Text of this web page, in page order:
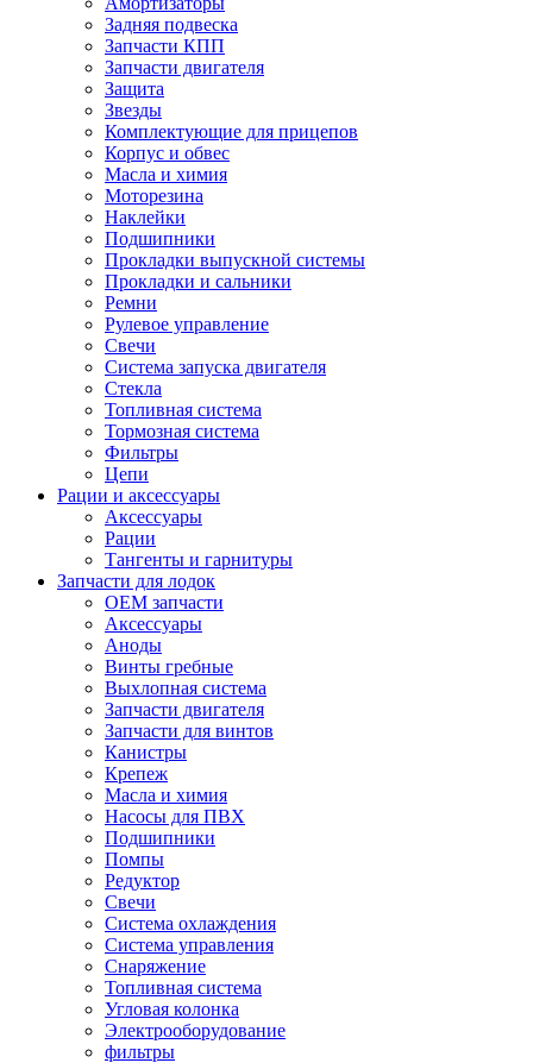
Задняя подвеска
Запчасти КПП
Запчасти двигателя
Защита
Звезды
Комплектующие для прицепов
Корпус и обвес
Масла и химия
Моторезина
Наклейки
Подшипники
Прокладки выпускной системы
Прокладки и сальники
Ремни
Рулевое управление
Свечи
Система запуска двигателя
Стекла
Топливная система
Тормозная система
Фильтры
Цепи
Рации и аксессуары
Аксессуары
Рации
Тангенты и гарнитуры
Запчасти для лодок
OEM запчасти
Аксессуары
Аноды
Винты гребные
Выхлопная система
Запчасти двигателя
Запчасти для винтов
Канистры
Крепеж
Масла и химия
Насосы для ПВХ
Подшипники
Помпы
Редуктор
Свечи
Система охлаждения
Система управления
Снаряжение
Топливная система
Угловая колонка
Электрооборудование
фильтры